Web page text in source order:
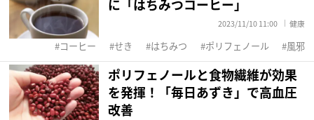
に「はちみつコーヒー」
2023/11/10 11:00 健康
コーヒー せき はちみつ ポリフェノール 風邪
ポリフェノールと食物繊維が効果
を発揮！「毎日あずき」で高血圧
改善